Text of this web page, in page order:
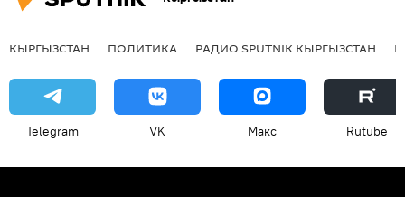
КЫРГЫЗСТАН ПОЛИТИКА РАДИО SPUTNIK КЫРГЫЗСТАН
Telegram VK Макс Rutube